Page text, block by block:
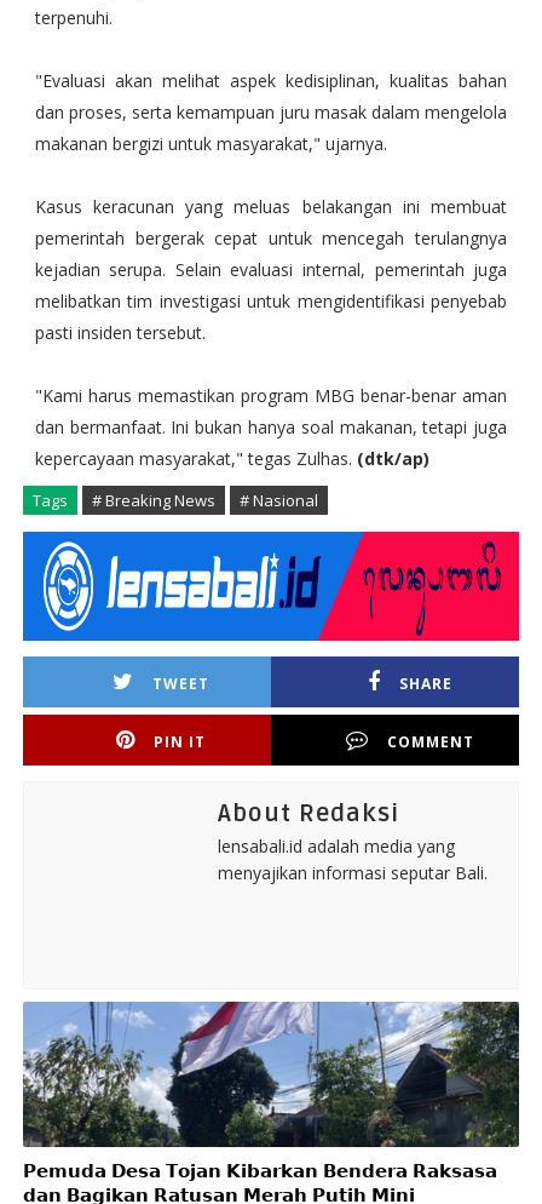
terpenuhi.
"Evaluasi akan melihat aspek kedisiplinan, kualitas bahan
dan proses, serta kemampuan juru masak dalam mengelola
makanan bergizi untuk masyarakat," ujarnya.
Kasus keracunan yang meluas belakangan ini membuat
pemerintah bergerak cepat untuk mencegah terulangnya
kejadian serupa. Selain evaluasi internal, pemerintah juga
melibatkan tim investigasi untuk mengidentifikasi penyebab
pasti insiden tersebut.
"Kami harus memastikan program MBG benar-benar aman
dan bermanfaat. Ini bukan hanya soal makanan, tetapi juga
kepercayaan masyarakat," tegas Zulhas. (dtk/ap)
Tags # Breaking News # Nasional
TWEET SHARE
PIN IT COMMENT
About Redaksi
lensabali.id adalah media yang
menyajikan informasi seputar Bali.
𝗣𝗲𝗺𝘂𝗱𝗮 𝗗𝗲𝘀𝗮 𝗧𝗼𝗷𝗮𝗻 𝗞𝗶𝗯𝗮𝗿𝗸𝗮𝗻 𝗕𝗲𝗻𝗱𝗲𝗿𝗮 𝗥𝗮𝗸𝘀𝗮𝘀𝗮
𝗱𝗮𝗻 𝗕𝗮𝗴𝗶𝗸𝗮𝗻 𝗥𝗮𝘁𝘂𝘀𝗮𝗻 𝗠𝗲𝗿𝗮𝗵 𝗣𝘂𝘁𝗶𝗵 𝗠𝗶𝗻𝗶